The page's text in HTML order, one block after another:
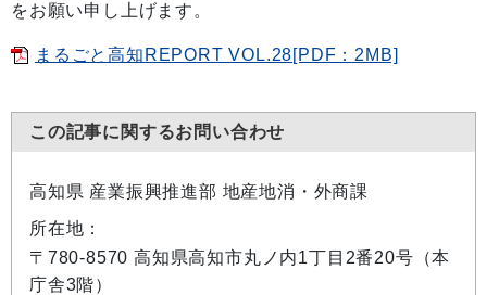
をお願い申し上げます。
まるごと高知REPORT VOL.28[PDF：2MB]
この記事に関するお問い合わせ
高知県 産業振興推進部 地産地消・外商課
所在地：
〒780-8570 高知県高知市丸ノ内1丁目2番20号（本
庁舎3階）